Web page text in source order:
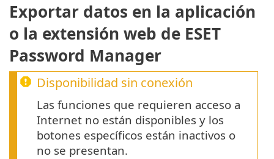
Exportar datos en la aplicación
o la extensión web de ESET
Password Manager
Disponibilidad sin conexión
Las funciones que requieren acceso a
Internet no están disponibles y los
botones específicos están inactivos o
no se presentan.